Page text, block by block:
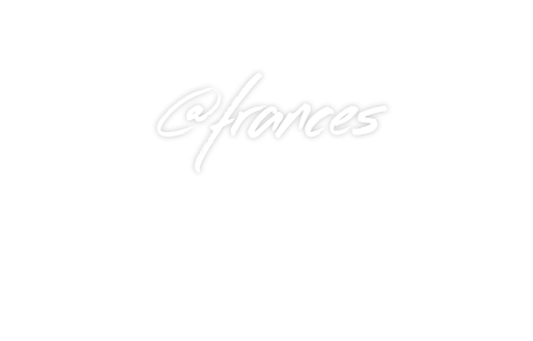
@frances